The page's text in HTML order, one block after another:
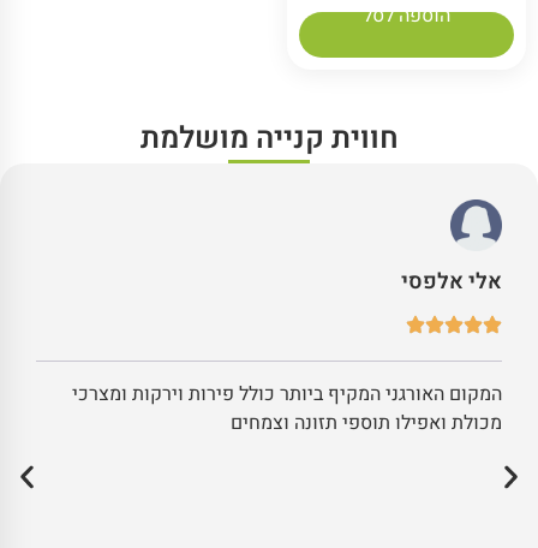
הוספה לסל
חווית קנייה מושלמת
אלי אלפסי
המקום האורגני המקיף ביותר כולל פירות וירקות ומצרכי
מכולת ואפילו תוספי תזונה וצמחים